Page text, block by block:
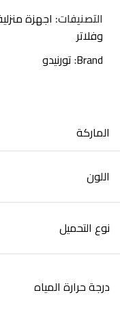
التصنيفات: اجهزة
وفلاتر
Brand: تورنيدو
الماركة
اللون
نوع التحميل
درجة حرارة المياه‎